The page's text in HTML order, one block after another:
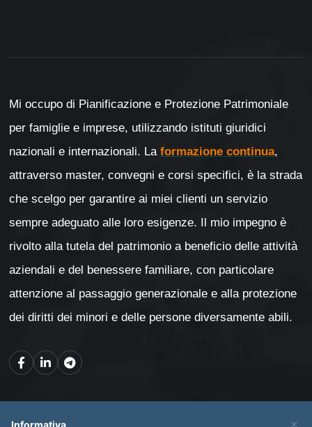
Mi occupo di Pianificazione e Protezione Patrimoniale
per famiglie e imprese, utilizzando istituti giuridici
nazionali e internazionali. La formazione continua,
attraverso master, convegni e corsi specifici, è la strada
che scelgo per garantire ai miei clienti un servizio
sempre adeguato alle loro esigenze. Il mio impegno è
rivolto alla tutela del patrimonio a beneficio delle attività
aziendali e del benessere familiare, con particolare
attenzione al passaggio generazionale e alla protezione
dei diritti dei minori e delle persone diversamente abili.
×
Informativa